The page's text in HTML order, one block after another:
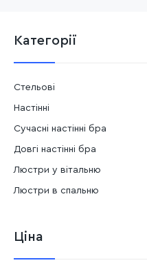
Категорії
Стельові
Настінні
Сучасні настінні бра
Довгі настінні бра
Люстри у вітальню
Люстри в спальню
Ціна